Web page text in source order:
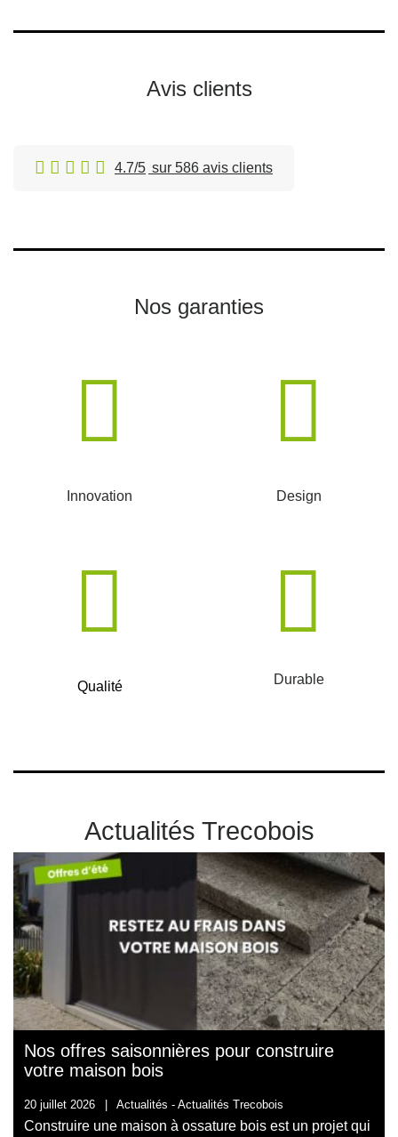
Avis clients
4.7/5 sur 586 avis clients
Nos garanties
Innovation Design
Qualité Durable
Actualités Trecobois
Nos offres saisonnières pour construire
votre maison bois
20 juillet 2026 | Actualités - Actualités Trecobois
Construire une maison à ossature bois est un projet qui